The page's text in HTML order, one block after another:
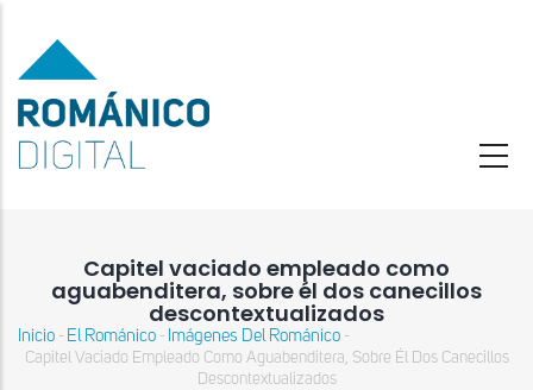
contenido
principal
Capitel vaciado empleado como
aguabenditera, sobre él dos canecillos
descontextualizados
Sobrescribir
Inicio - El Románico - Imágenes Del Románico -
Capitel Vaciado Empleado Como Aguabenditera, Sobre Él Dos Canecillos
Descontextualizados